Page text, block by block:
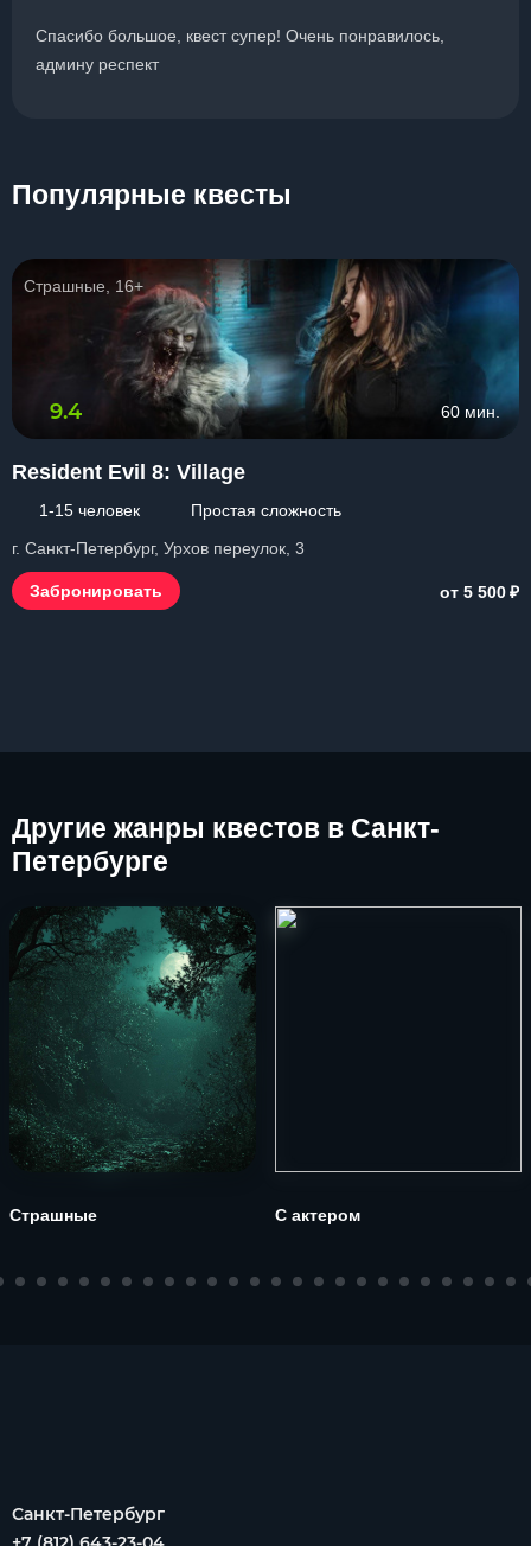
Спасибо большое, квест супер! Очень понравилось,
админу респект
Популярные квесты
Страшные, 16+
9.4 60 мин.
Resident Evil 8: Village
1-15 человек
Простая сложность
г. Санкт-Петербург, Урхов переулок, 3
Забронировать от 5 500₽
Другие жанры квестов в Санкт-
Петербурге
Страшные С актером
Санкт-Петербург